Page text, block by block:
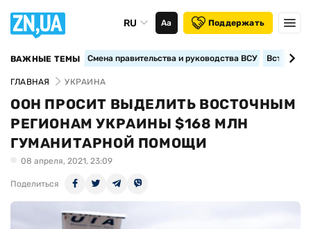
RU Аа Поддержать
ВАЖНЫЕ ТЕМЫ Смена правительства и руководства ВСУ
ГЛАВНАЯ УКРАИНА
ООН ПРОСИТ ВЫДЕЛИТЬ ВОСТОЧНЫМ
РЕГИОНАМ УКРАИНЫ $168 МЛН
ГУМАНИТАРНОЙ ПОМОЩИ
08 апреля, 2021, 23:09
Поделиться